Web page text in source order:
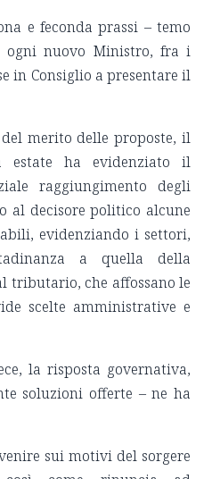
e feconda prassi – temo
ogni nuovo Ministro, fra i
in Consiglio a presentare il
merito delle proposte, il
estate ha evidenziato il
raggiungimento degli
al decisore politico alcune
evidenziando i settori,
a quella della
tributario, che affossano le
scelte amministrative e
la risposta governativa,
soluzioni offerte – ne ha
sui motivi del sorgere